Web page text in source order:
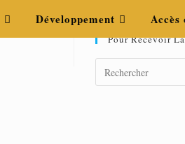
Développement Accès
Pour Recevoir